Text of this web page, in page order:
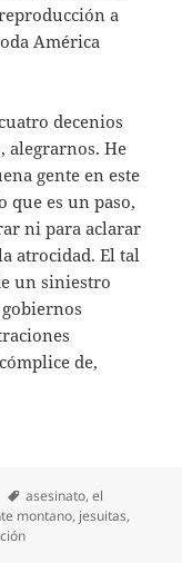
a
América
decenios
alegrarnos. He
gente en este
que es un paso,
ni para aclarar
atrocidad. El tal
un siniestro
de,
Etiquetas
asesinato,el
montano, jesuitas,